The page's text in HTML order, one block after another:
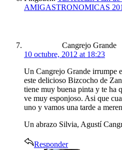
AMIGASTRONOMICAS
Cangrejo Grande
10 octubre, 2012 at 18:23
Un Cangrejo Grande irrumpe
este delicioso Bizcocho de
tiene muy buena pinta y te ha
ve muy esponjoso. Asi que
uno y vamos una tarde a
Un abrazo Silvia, Agustí
Responder